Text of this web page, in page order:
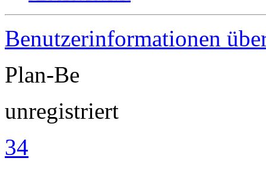
Benutzerinformationen
Plan-Be
unregistriert
34